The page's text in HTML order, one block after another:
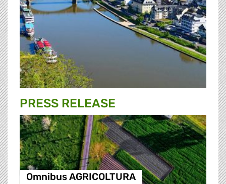
PRESS RELEASE
Omnibus AGRICOLTURA